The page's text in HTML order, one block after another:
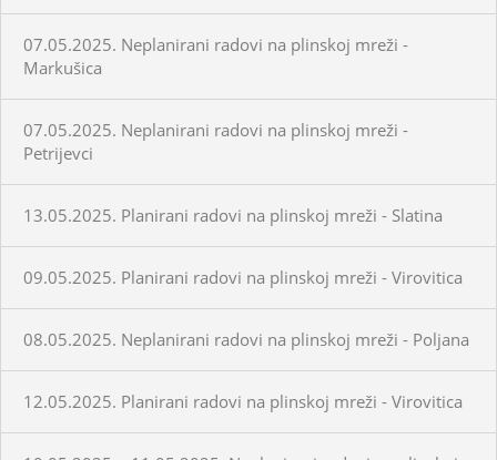
07.05.2025. Neplanirani radovi na plinskoj mreži -
Markušica
07.05.2025. Neplanirani radovi na plinskoj mreži -
Petrijevci
13.05.2025. Planirani radovi na plinskoj mreži - Slatina
09.05.2025. Planirani radovi na plinskoj mreži - Virovitica
08.05.2025. Neplanirani radovi na plinskoj mreži - Poljana
12.05.2025. Planirani radovi na plinskoj mreži - Virovitica